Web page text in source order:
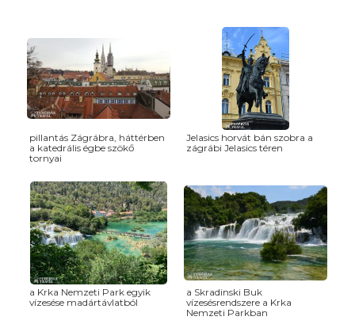
pillantás Zágrábra, háttérben
a katedrális égbe szökő
tornyai
Jelasics horvát bán szobra a
zágrábi Jelasics téren
a Krka Nemzeti Park egyik
vízesése madártávlatból
a Skradinski Buk
vízesésrendszere a Krka
Nemzeti Parkban